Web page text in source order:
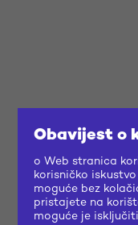
Obavijest o
o Web stranica
korisničko
moguće bez
pristajete na
moguće je